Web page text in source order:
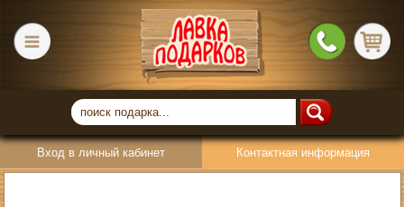
Вход в личный кабинет Контактная информация